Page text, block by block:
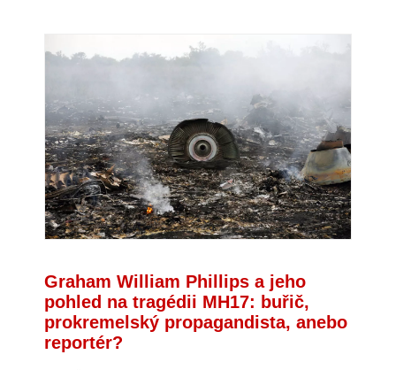
Graham William Phillips a jeho
pohled na tragédii MH17: buřič,
prokremelský propagandista, anebo
reportér?